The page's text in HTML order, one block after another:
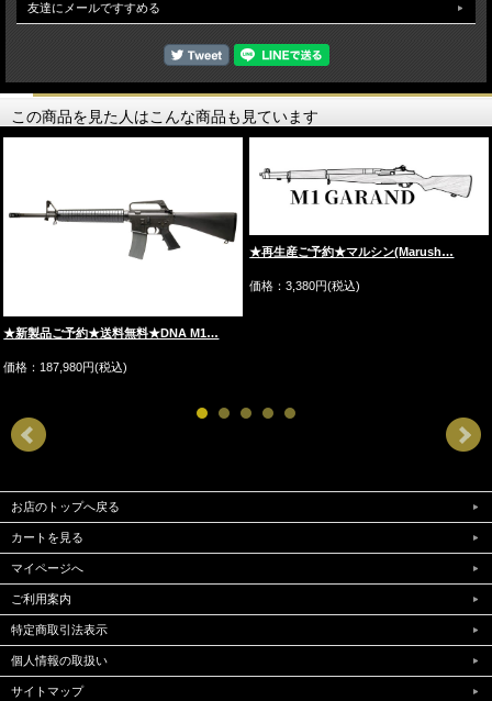
友達にメールですすめる
この商品を見た人はこんな商品も見ています
★新製品ご予約★送料無料★DNA M1…
価格：187,980円(税込)
★再生産ご予約★マルシン(Marush…
価格：3,380円(税込)
お店のトップへ戻る
カートを見る
マイページへ
ご利用案内
特定商取引法表示
個人情報の取扱い
サイトマップ